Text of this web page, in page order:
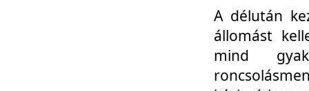
A délután
állomást
mind